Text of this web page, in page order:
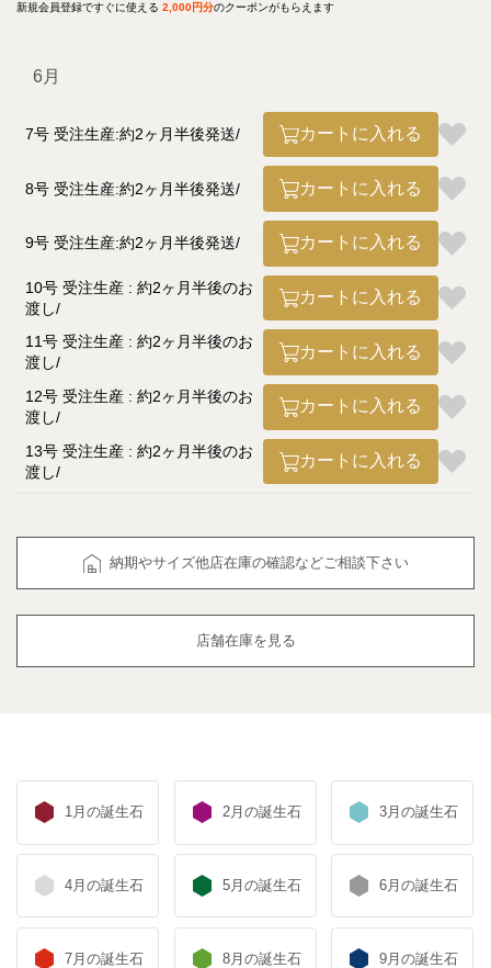
新規会員登録ですぐに使える 2,000円分のクーポンがもらえます
6月
7号 受注生産:約2ヶ月半後発送 カートに入れる
8号 受注生産:約2ヶ月半後発送 カートに入れる
9号 受注生産:約2ヶ月半後発送 カートに入れる
10号 受注生産 : 約2ヶ月半後のお
渡し
カートに入れる
11号 受注生産 : 約2ヶ月半後のお
渡し
カートに入れる
12号 受注生産 : 約2ヶ月半後のお
渡し
カートに入れる
13号 受注生産 : 約2ヶ月半後のお
渡し
カートに入れる
納期やサイズ他店在庫の確認などご相談下さい
店舗在庫を見る
1月の誕生石 2月の誕生石 3月の誕生石
4月の誕生石 5月の誕生石 6月の誕生石
7月の誕生石 8月の誕生石 9月の誕生石